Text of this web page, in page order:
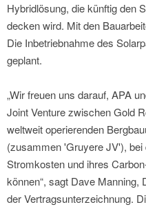
Hybridlösung, die künftig den
decken wird. Mit den
Die Inbetriebnahme des
geplant.
„Wir freuen uns darauf, APA
Joint Venture zwischen Gold
weltweit operierenden
(zusammen 'Gruyere JV'),
Stromkosten und ihres
können“, sagt Dave Manning,
der Vertragsunterzeichnung.